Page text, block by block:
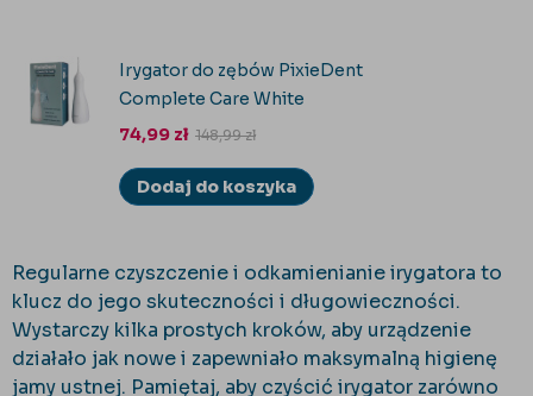
Irygator do zębów PixieDent
Complete Care White
74,99 zł 148,99zł
Dodaj do koszyka
Regularne czyszczenie i odkamienianie irygatora to
klucz do jego skuteczności i długowieczności.
Wystarczy kilka prostych kroków, aby urządzenie
działało jak nowe i zapewniało maksymalną higienę
jamy ustnej. Pamiętaj, aby czyścić irygator zarówno